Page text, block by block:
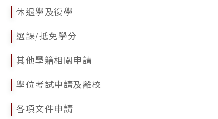
2025/11/20
2025/10/20
2025/09/17
休退學及復學
選課/抵免學分
其他學籍相關申請
學位考試申請及離校
各項文件申請